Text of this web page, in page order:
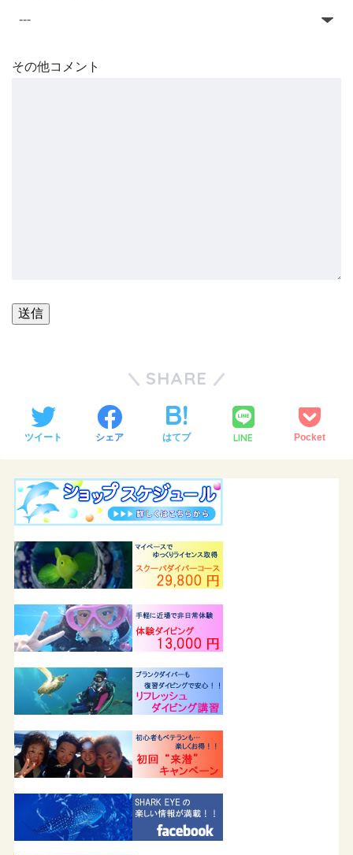
その他コメント
SHARE
ツイート シェア はてブ LINE Pocket